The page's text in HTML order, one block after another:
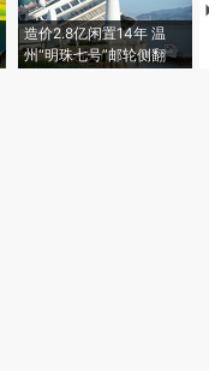
造价2.8亿闲置14年 温
州“明珠七号”邮轮侧翻